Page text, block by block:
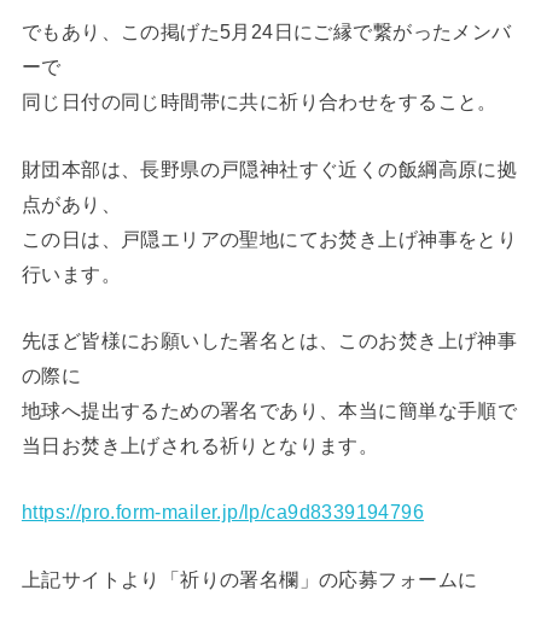
でもあり、この掲げた5月24日にご縁で繋がったメンバ
ーで
同じ日付の同じ時間帯に共に祈り合わせをすること。
財団本部は、長野県の戸隠神社すぐ近くの飯綱高原に拠
点があり、
この日は、戸隠エリアの聖地にてお焚き上げ神事をとり
行います。
先ほど皆様にお願いした署名とは、このお焚き上げ神事
の際に
地球へ提出するための署名であり、本当に簡単な手順で
当日お焚き上げされる祈りとなります。
https://pro.form-mailer.jp/lp/ca9d8339194796
上記サイトより「祈りの署名欄」の応募フォームに